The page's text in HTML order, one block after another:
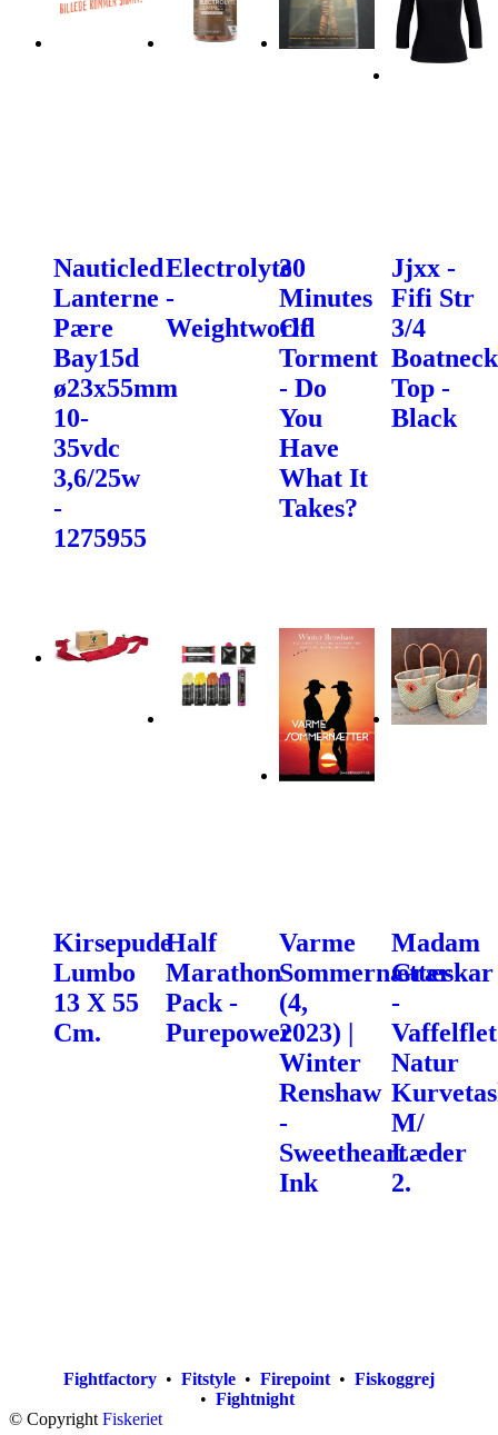
Nauticled
Lanterne
Pære
Bay15d
ø23x55mm
10-
35vdc
3,6/25w
-
1275955
Electrolyte
-
Weightworld
30
Minutes
Of
Torment
- Do
You
Have
What It
Takes?
Jjxx -
Fifi Str
3/4
Boatneck
Top -
Black
Kirsepude
Lumbo
13 X 55
Cm.
Half
Marathon
Pack -
Purepower
Varme
Sommernætter
(4,
2023) |
Winter
Renshaw
-
Sweetheart
Ink
Madam
Græskar
-
Vaffelflet
Natur
M/
Læder
2.
Fightfactory • Fitstyle • Firepoint • Fiskoggrej
• Fightnight
© Copyright Fiskeriet